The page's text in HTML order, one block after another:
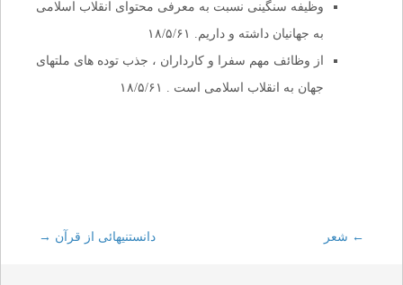
وظیفه سنگینی نسبت به معرفی محتوای انقلاب اسلامی
به جهانیان داشته و داریم. ۱۸/۵/۶۱
از وظائف مهم سفرا و کارداران ، جذب توده های ملتهای
جهان به انقلاب اسلامی است . ۱۸/۵/۶۱
Post
← شعر دانستنیهائی از قرآن →